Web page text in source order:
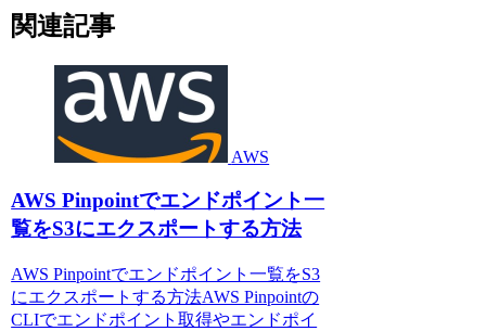
関連記事
AWS
AWS Pinpointでエンドポイント一
覧をS3にエクスポートする方法
AWS Pinpointでエンドポイント一覧をS3
にエクスポートする方法AWS Pinpointの
CLIでエンドポイント取得やエンドポイ